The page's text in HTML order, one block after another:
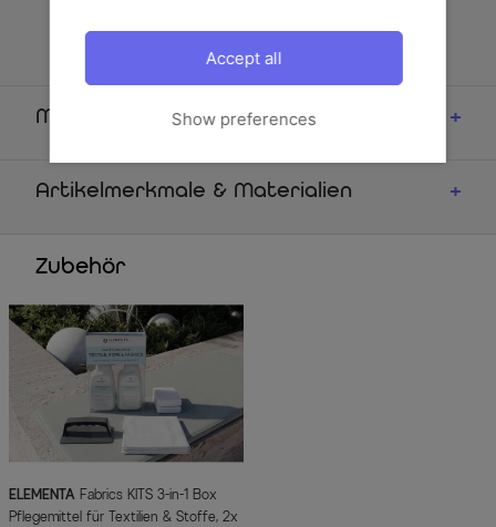
abnehmbare Bezüge
Maße
Artikelmerkmale & Materialien
Zubehör
ELEMENTA
Pflegemittel für Textilien & Stoffe, 2x
Show preferences
Accept all